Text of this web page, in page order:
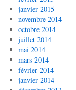
janvier 2015
novembre 2014
octobre 2014
juillet 2014
mai 2014
mars 2014
février 2014
janvier 2014